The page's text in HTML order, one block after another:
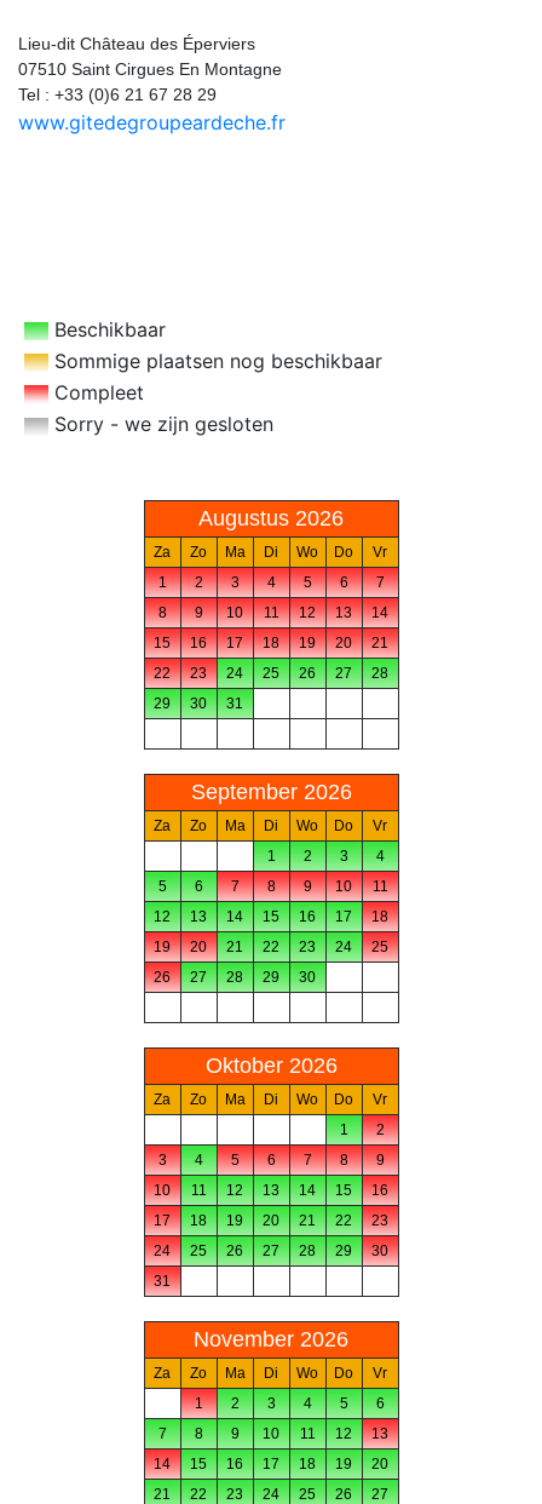
Lieu-dit Château des Éperviers
07510 Saint Cirgues En Montagne
Tel : +33 (0)6 21 67 28 29
www.gitedegroupeardeche.fr
Beschikbaar
Sommige plaatsen nog beschikbaar
Compleet
Sorry - we zijn gesloten
Augustus 2026
Za Zo Ma Di Wo Do
Vr
1
2 3 4 5 6
7
8
9 10 11 12 13
14
15
16 17 18 19 20
21
22
23 24 25 26 27
28
29
30 31
September 2026
Za Zo Ma Di Wo Do
Vr
1
2 3
4
5
6 7 8 9 10
11
12
13 14 15 16 17
18
19
20 21 22 23 24
25
26
27 28 29 30
Oktober 2026
Za Zo Ma Di Wo Do
Vr
1
2
3
4 5 6 7 8
9
10
11 12 13 14 15
16
17
18 19 20 21 22
23
24
25 26 27 28 29
30
31
November 2026
Za Zo Ma Di Wo Do
Vr
1
2 3 4 5
6
7
8 9 10 11 12
13
14
15 16 17 18 19
20
21
22 23 24 25 26
27